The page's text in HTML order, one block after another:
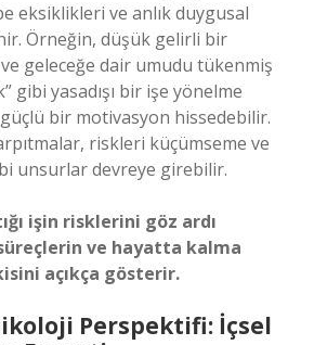
eksiklikleri ve anlık duygusal
Örneğin, düşük gelirli bir
geleceğe dair umudu tükenmiş
gibi yasadışı bir işe yönelme
bir motivasyon hissedebilir.
riskleri küçümseme ve
unsurlar devreye girebilir.
işin risklerini göz ardı
ve hayatta kalma
açıkça gösterir.
Perspektifi: İçsel